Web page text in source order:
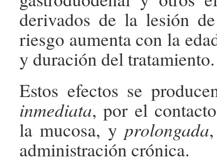
derivados de la lesión
riesgo aumenta con la
y duración del tratamiento.
Estos efectos se
inmediata, por el
la mucosa, y prolongada
administración crónica.